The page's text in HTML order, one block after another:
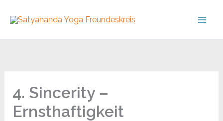
4. Sincerity –
Ernsthaftigkeit